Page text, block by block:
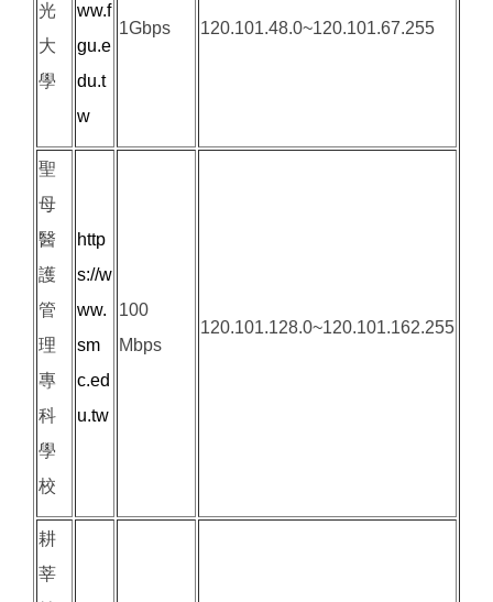
光
大
學
ww.f
gu.e
du.t
w
1Gbps 120.101.48.0~120.101.67.255
聖
母
醫
護
管
理
專
科
學
校
http
s://w
ww.
sm
c.ed
u.tw
100
Mbps
120.101.128.0~120.101.162.255
耕
莘